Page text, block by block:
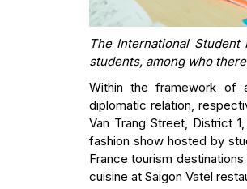
The International
students, among who
Within the framework of
diplomatic relation,
Van Trang Street, District
fashion show hosted by
France tourism
cuisine at Saigon Vatel